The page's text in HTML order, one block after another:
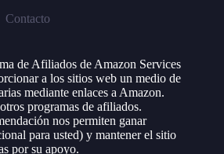
Contacto
de Afiliados de Amazon Services
a los sitios web un medio de
mediante enlaces a Amazon.
programas de afiliados.
nos permiten ganar
para usted) y mantener el sitio
por su apoyo.